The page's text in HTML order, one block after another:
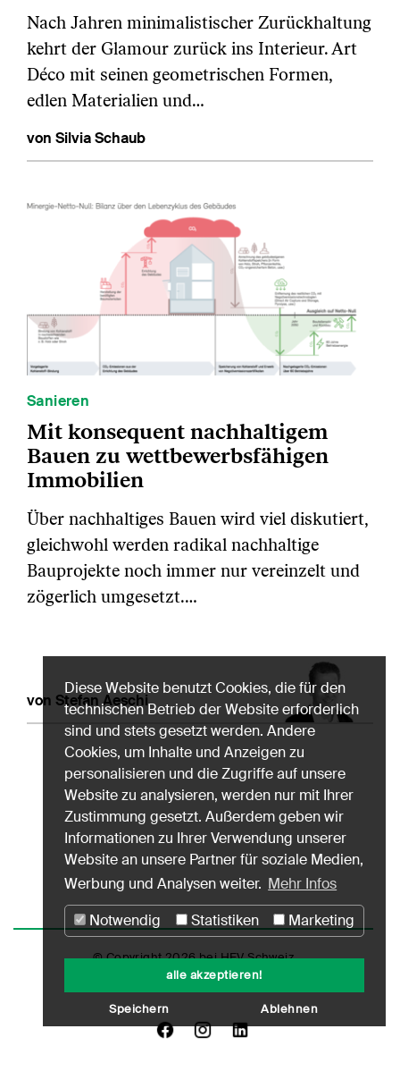
Nach Jahren minimalistischer Zurückhaltung
kehrt der Glamour zurück ins Interieur. Art
Déco mit seinen geometrischen Formen,
edlen Materialien und…
von Silvia Schaub
Sanieren
Mit konsequent nachhaltigem
Bauen zu wettbewerbsfähigen
Immobilien
Über nachhaltiges Bauen wird viel diskutiert,
gleichwohl werden radikal nachhaltige
Bauprojekte noch immer nur vereinzelt und
zögerlich umgesetzt.…
von Stefan Aeschi
© Copyright 2026 bei HEV Schweiz
Datenschutz Nutzungshinweise
Diese Website benutzt Cookies, die für den
technischen Betrieb der Website erforderlich
sind und stets gesetzt werden. Andere
Cookies, um Inhalte und Anzeigen zu
personalisieren und die Zugriffe auf unsere
Website zu analysieren, werden nur mit Ihrer
Zustimmung gesetzt. Außerdem geben wir
Informationen zu Ihrer Verwendung unserer
Website an unsere Partner für soziale Medien,
Werbung und Analysen weiter. Mehr Infos
Notwendig
Statistiken Marketing
alle akzeptieren!
Speichern Ablehnen